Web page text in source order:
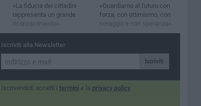
«La fiducia dei cittadini
rappresenta un grande
riconoscimento»
«Guardiamo al futuro con
forza, con ottimismo, con
coraggio e con speranza»
Iscriviti alla Newsletter
Iscriviti
Iscrivendoti accetti i termini e la privacy policy